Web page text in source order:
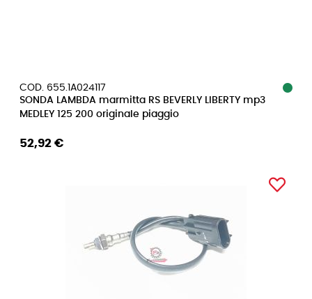
COD. 655.1A024117
SONDA LAMBDA marmitta RS BEVERLY LIBERTY mp3
MEDLEY 125 200 originale piaggio
52,92 €